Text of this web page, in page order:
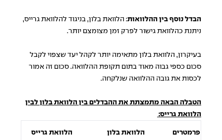
הבדל נוסף בין ההלוואות: הלוואת בלון, בניגוד להלוואת גרייס,
ניתנת כהלוואת גישור לפרק זמן מצומצם יותר.
בעיקרון, הלוואת בלון מתאימה יותר לקהל יעד שצפוי לקבל
סכום כספי גבוה מאוד בתום תקופת ההלוואה. סכום זה אמור
לכסות את גובה ההלוואה שנלקחה.
הטבלה הבאה מתמצתת את ההבדלים בין הלוואת בלון לבין
הלוואת גרייס:
פרמטרים הלוואת בלון הלוואת גרייס